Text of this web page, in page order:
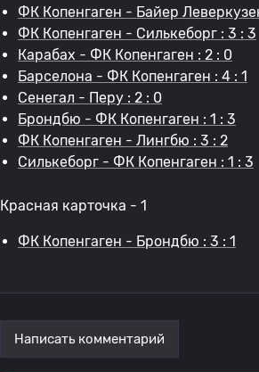
ФК Копенгаген - Байер
ФК Копенгаген - Силькеборг : 3 : 3
Карабах - ФК Копенгаген : 2 : 0
Барселона - ФК Копенгаген : 4 : 1
Сенегал - Перу : 2 : 0
Брондбю - ФК Копенгаген : 1 : 3
ФК Копенгаген - Лингбю : 3 : 2
Силькеборг - ФК Копенгаген : 1 : 3
Красная карточка - 1
ФК Копенгаген - Брондбю : 3 : 1
Написать комментарий